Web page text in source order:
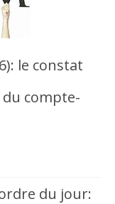
le constat
compte-
du jour: